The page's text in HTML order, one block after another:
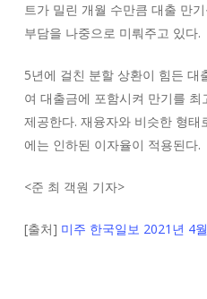
트가 밀린 개월 수만큼 대출 만
부담을 나중으로 미뤄주고 있다.
5년에 걸친 분할 상환이 힘든 대
여 대출금에 포함시켜 만기를
제공한다. 재융자와 비슷한 형
에는 인하된 이자율이 적용된다.
<준 최 객원 기자>
[출처] 미주 한국일보 2021년 4